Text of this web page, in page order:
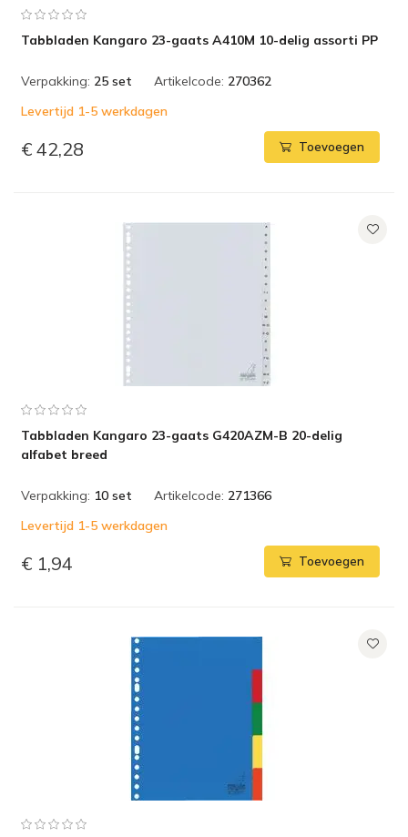
Tabbladen Kangaro 23-gaats A410M 10-delig assorti PP
Verpakking: 25 set Artikelcode: 270362
Levertijd 1-5 werkdagen
€ 42,28 Toevoegen
Tabbladen Kangaro 23-gaats G420AZM-B 20-delig
alfabet breed
Verpakking: 10 set Artikelcode: 271366
Levertijd 1-5 werkdagen
€ 1,94 Toevoegen